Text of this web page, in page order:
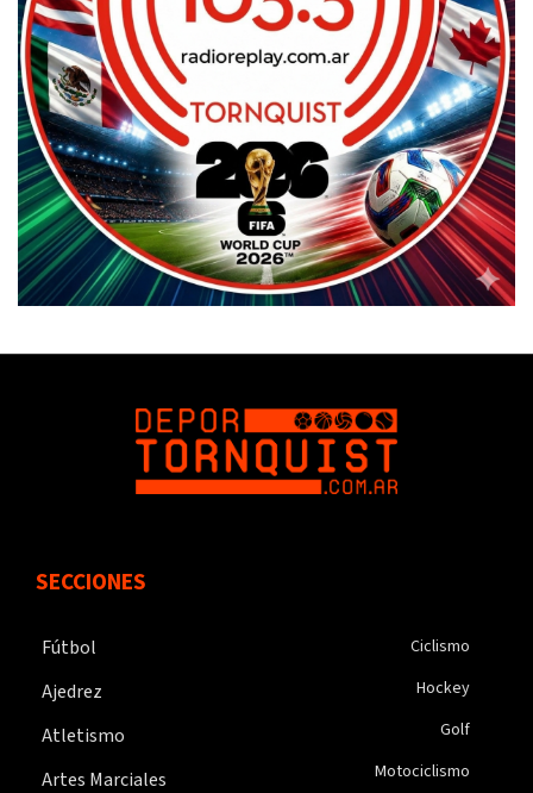
SECCIONES
Fútbol
Ajedrez
Atletismo
Artes Marciales
Ciclismo
Hockey
Golf
Motociclismo